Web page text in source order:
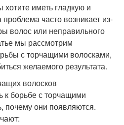
иметь гладкую и
часто возникает из-
волос или неправильного
мы рассмотрим
с торчащими волосками,
желаемого результата.
волосков
к борьбе с торчащими
почему они появляются.